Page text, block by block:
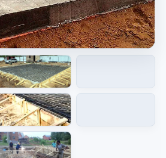
заливкой
основания перед